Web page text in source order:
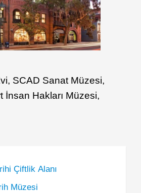
SCAD Sanat Müzesi,
İnsan Hakları Müzesi,
Çiftlik Alanı
Müzesi